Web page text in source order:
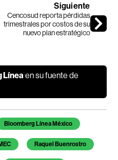
Siguiente
Cencosud reporta pérdidas
trimestrales por costos de su
nuevo plan estratégico
Línea en su fuente de
Bloomberg Línea México
Raquel Buenrostro